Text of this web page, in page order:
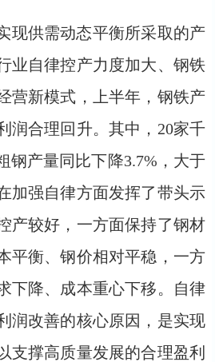
现供需动态平衡所采取的产
业自律控产力度加大、钢铁
营新模式，上半年，钢铁产
润合理回升。其中，20家千
钢产量同比下降3.7%，大于
加强自律方面发挥了带头示
产较好，一方面保持了钢材
平衡、钢价相对平稳，一方
下降、成本重心下移。自律
润改善的核心原因，是实现
支撑高质量发展的合理盈利